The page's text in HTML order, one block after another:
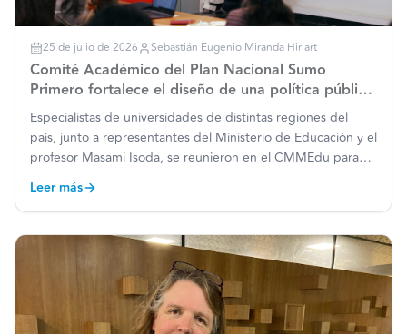
25 de julio de 2026 Sebastián Eugenio Miranda Hiriart
Comité Académico del Plan Nacional Sumo
Primero fortalece el diseño de una política pública
con mirada nacional y rigor académico
Especialistas de universidades de distintas regiones del
país, junto a representantes del Ministerio de Educación y el
profesor Masami Isoda, se reunieron en el CMMEdu para
formativas que acompañan la implementación del
Leer más